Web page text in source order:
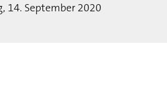
14. September 2020